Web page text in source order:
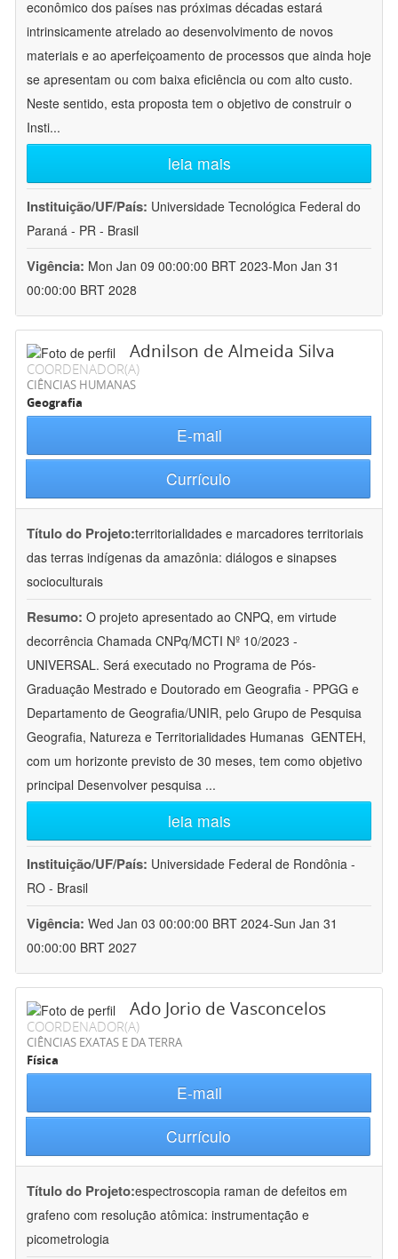
econômico dos países nas próximas décadas estará
intrinsicamente atrelado ao desenvolvimento de novos
materiais e ao aperfeiçoamento de processos que ainda hoje
se apresentam ou com baixa eficiência ou com alto custo.
Neste sentido, esta proposta tem o objetivo de construir o
Insti...
leia mais
Instituição/UF/País: Universidade Tecnológica Federal do
Paraná - PR - Brasil
Vigência: Mon Jan 09 00:00:00 BRT 2023-Mon Jan 31
00:00:00 BRT 2028
Adnilson de Almeida Silva
COORDENADOR(A)
CIÊNCIAS HUMANAS
Geografia
E-mail
Currículo
Título do Projeto:territorialidades e marcadores territoriais
das terras indígenas da amazônia: diálogos e sinapses
socioculturais
Resumo: O projeto apresentado ao CNPQ, em virtude
decorrência Chamada CNPq/MCTI Nº 10/2023 -
UNIVERSAL. Será executado no Programa de Pós-
Graduação Mestrado e Doutorado em Geografia - PPGG e
Departamento de Geografia/UNIR, pelo Grupo de Pesquisa
Geografia, Natureza e Territorialidades Humanas  GENTEH,
com um horizonte previsto de 30 meses, tem como objetivo
principal Desenvolver pesquisa ...
leia mais
Instituição/UF/País: Universidade Federal de Rondônia -
RO - Brasil
Vigência: Wed Jan 03 00:00:00 BRT 2024-Sun Jan 31
00:00:00 BRT 2027
Ado Jorio de Vasconcelos
COORDENADOR(A)
CIÊNCIAS EXATAS E DA TERRA
Física
E-mail
Currículo
Título do Projeto:espectroscopia raman de defeitos em
grafeno com resolução atômica: instrumentação e
picometrologia